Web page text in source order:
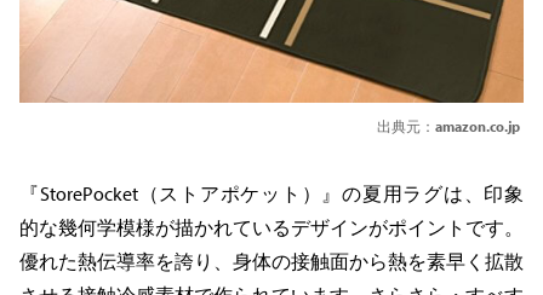
出典元： amazon.co.jp
『StorePocket（ストアポケット）』の夏用ラグは、印象
的な幾何学模様が描かれているデザインがポイントです。
優れた熱伝導率を誇り、身体の接触面から熱を素早く拡散